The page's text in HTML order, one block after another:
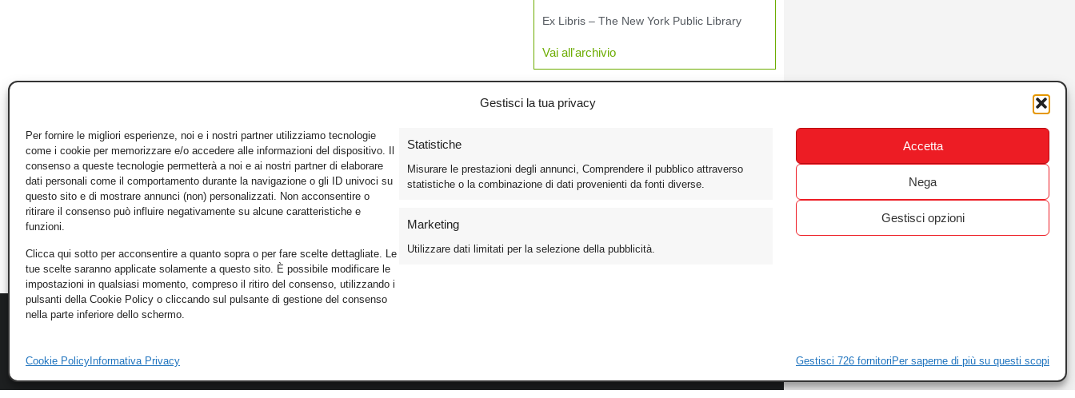
Gestisci la tua privacy
Per fornire le migliori esperienze, noi e i nostri partner utilizziamo tecnologie
come i cookie per memorizzare e/o accedere alle informazioni del dispositivo. Il
consenso a queste tecnologie permetterà a noi e ai nostri partner di elaborare
dati personali come il comportamento durante la navigazione o gli ID univoci su
questo sito e di mostrare annunci (non) personalizzati. Non acconsentire o
ritirare il consenso può influire negativamente su alcune caratteristiche e
funzioni.
Clicca qui sotto per acconsentire a quanto sopra o per fare scelte dettagliate. Le
tue scelte saranno applicate solamente a questo sito. È possibile modificare le
impostazioni in qualsiasi momento, compreso il ritiro del consenso, utilizzando i
pulsanti della Cookie Policy o cliccando sul pulsante di gestione del consenso
nella parte inferiore dello schermo.
Statistiche
Misurare le prestazioni degli annunci, Comprendere il pubblico attraverso
statistiche o la combinazione di dati provenienti da fonti diverse.
Marketing
Utilizzare dati limitati per la selezione della pubblicità.
Gestisci 726 fornitori Per saperne di più su questi scopi
Accetta
Nega
Gestisci opzioni
Cookie Policy Informativa Privacy
Ex Libris – The New York Public Library
Vai all'archivio